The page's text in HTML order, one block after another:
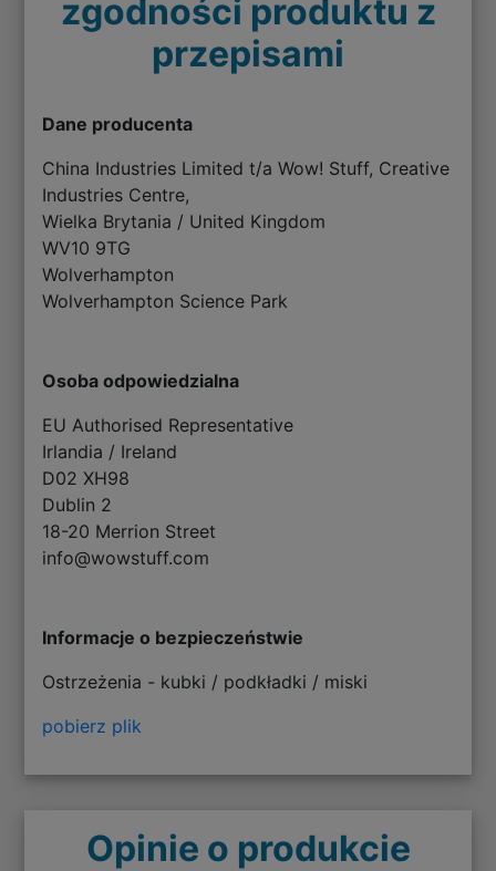
zgodności produktu z
przepisami
Dane producenta
China Industries Limited t/a Wow! Stuff, Creative
Industries Centre,
Wielka Brytania / United Kingdom
WV10 9TG
Wolverhampton
Wolverhampton Science Park
Osoba odpowiedzialna
EU Authorised Representative
Irlandia / Ireland
D02 XH98
Dublin 2
18-20 Merrion Street
info@wowstuff.com
Informacje o bezpieczeństwie
Ostrzeżenia - kubki / podkładki / miski
pobierz plik
Opinie o produkcie